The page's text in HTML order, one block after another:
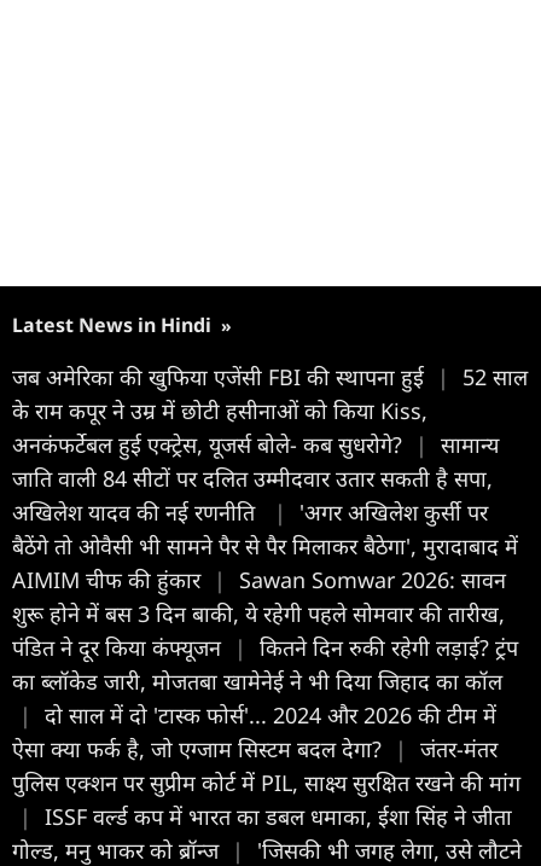
Latest News in Hindi »
जब अमेरिका की खुफिया एजेंसी FBI की स्थापना हुई |
52 साल
के राम कपूर ने उम्र में छोटी हसीनाओं को किया Kiss,
अनकंफर्टेबल हुई एक्ट्रेस, यूजर्स बोले- कब सुधरोगे?
|
सामान्य
जाति वाली 84 सीटों पर दलित उम्मीदवार उतार सकती है सपा,
अखिलेश यादव की नई रणनीति
|
'अगर अखिलेश कुर्सी पर
बैठेंगे तो ओवैसी भी सामने पैर से पैर मिलाकर बैठेगा', मुरादाबाद में
AIMIM चीफ की हुंकार |
Sawan Somwar 2026: सावन
शुरू होने में बस 3 दिन बाकी, ये रहेगी पहले सोमवार की तारीख,
पंडित ने दूर किया कंफ्यूजन |
कितने दिन रुकी रहेगी लड़ाई? ट्रंप
का ब्लॉकेड जारी, मोजतबा खामेनेई ने भी दिया जिहाद का कॉल
|
दो साल में दो 'टास्‍क फोर्स'... 2024 और 2026 की टीम में
ऐसा क्‍या फर्क है, जो एग्‍जाम स‍िस्‍टम बदल देगा?
|
जंतर-मंतर
पुलिस एक्शन पर सुप्रीम कोर्ट में PIL, साक्ष्य सुरक्षित रखने की मांग
|
ISSF वर्ल्ड कप में भारत का डबल धमाका, ईशा सिंह ने जीता
गोल्ड, मनु भाकर को ब्रॉन्ज |
'जिसकी भी जगह लेगा, उसे लौटने